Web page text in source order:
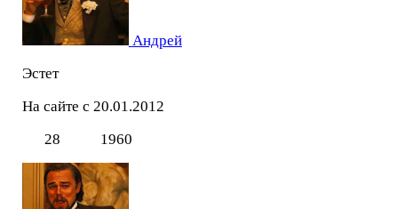
Андрей
Эстет
На сайте с 20.01.2012
28
1960